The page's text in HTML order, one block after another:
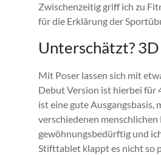
Zwischenzeitig griff ich zu
für die Erklärung der
Unterschätzt?
Mit Poser lassen sich mit
Debut Version ist hierbei für
ist eine gute Ausgangsbasis,
verschiedenen
gewöhnungsbedürftig und
Stifttablet klappt es nicht so